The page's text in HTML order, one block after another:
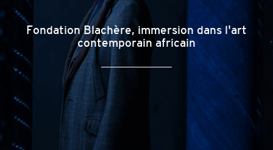
Fondation Blachère, immersion dans l'art
contemporain africain